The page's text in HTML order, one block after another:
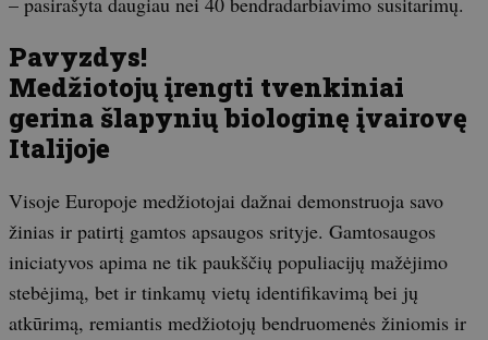
Pavyzdys!
Medžiotojų įrengti tvenkiniai
gerina šlapynių biologinę įvairovę
Italijoje
Visoje Europoje medžiotojai dažnai demonstruoja savo
žinias ir patirtį gamtos apsaugos srityje. Gamtosaugos
iniciatyvos apima ne tik paukščių populiacijų mažėjimo
stebėjimą, bet ir tinkamų vietų identifikavimą bei jų
atkūrimą, remiantis medžiotojų bendruomenės žiniomis ir